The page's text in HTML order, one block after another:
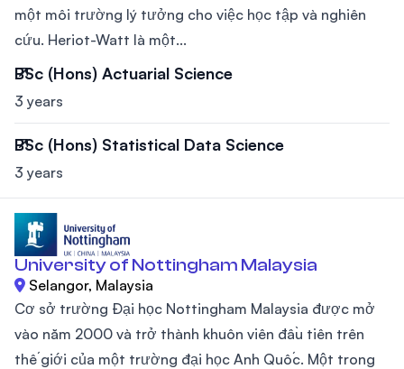
một môi trường lý tưởng cho việc học tập và nghiên
cứu. Heriot-Watt là một...
BSc (Hons) Actuarial Science
3 years
BSc (Hons) Statistical Data Science
3 years
University of Nottingham Malaysia
Selangor, Malaysia
Cơ sở trường Đại học Nottingham Malaysia được mở
vào năm 2000 và trở thành khuôn viên đầu tiên trên
thế giới của một trường đại học Anh Quốc. Một trong